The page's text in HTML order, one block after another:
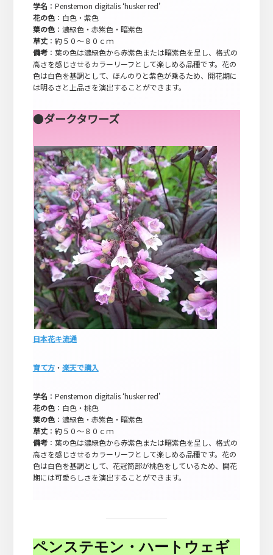
学名 ：Penstemon digitalis ‘husker red’
花の色：白色・紫色
葉の色：濃緑色・赤紫色・暗紫色
草丈：約５０～８０ｃｍ
備考：葉の色は濃緑色から赤紫色または暗紫色を呈し、格式の
高さを感じさせるカラーリーフとして楽しめる品種です。花の
色は白色を基調として、ほんのりと紫色が乗るため、開花期に
は明るさと上品さを演出することができます。
●ダークタワーズ
日本花キ流通
育て方・ 楽天で購入
学名 ：Penstemon digitalis ‘husker red’
花の色：白色・桃色
葉の色：濃緑色・赤紫色・暗紫色
草丈：約５０～８０ｃｍ
備考：葉の色は濃緑色から赤紫色または暗紫色を呈し、格式の
高さを感じさせるカラーリーフとして楽しめる品種です。花の
色は白色を基調として、花冠筒部が桃色をしているため、開花
期には可愛らしさを演出することができます。
ペンステモン・ハートウェギ